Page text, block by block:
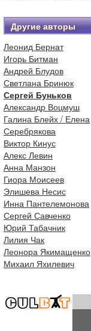
Другие авторы
Леонид Бернат
Игорь Битман
Андрей Блудов
Светлана Бринюк
Сергей Буньков
Александр Воцмуш
Галина Блейх / Елена
Серебрякова
Виктор Кинус
Алекс Левин
Анна Манзон
Гиора Моисеев
Элишева Несис
Инна Пантелемонова
Сергей Савченко
Юрий Табачник
Лилия Чак
Леонора Якимащенко
Михаил Яхилевич